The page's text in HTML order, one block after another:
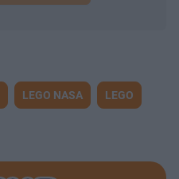
LEGO NASA LEGO